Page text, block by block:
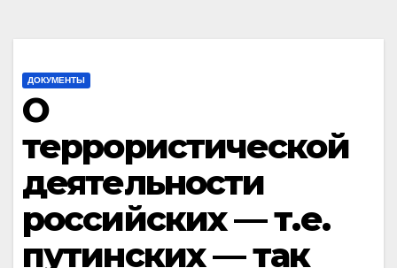
ДОКУМЕНТЫ
О
террористической
деятельности
российских — т.е.
путинских — так